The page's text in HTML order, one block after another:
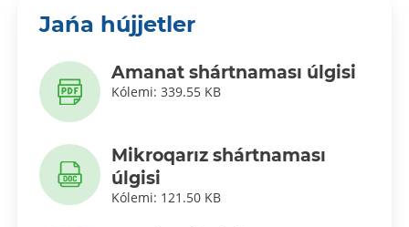
Jańa hújjetler
Amanat shártnaması úlgisi
Kólemi: 339.55 KB
Mikroqarız shártnaması
úlgisi
Kólemi: 121.50 KB